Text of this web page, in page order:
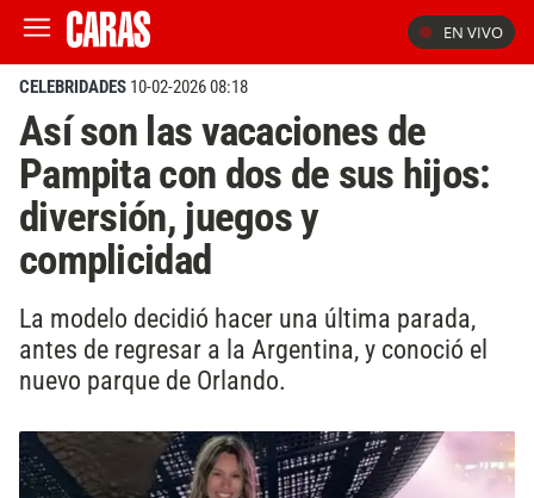
EN VIVO
CELEBRIDADES 10-02-2026 08:18
Así son las vacaciones de
Pampita con dos de sus hijos:
diversión, juegos y
complicidad
La modelo decidió hacer una última parada,
antes de regresar a la Argentina, y conoció el
nuevo parque de Orlando.